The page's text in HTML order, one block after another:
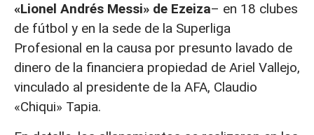
«Lionel Andrés Messi» de Ezeiza– en 18 clubes
de fútbol y en la sede de la Superliga
Profesional en la causa por presunto lavado de
dinero de la financiera propiedad de Ariel Vallejo,
vinculado al presidente de la AFA, Claudio
«Chiqui» Tapia.